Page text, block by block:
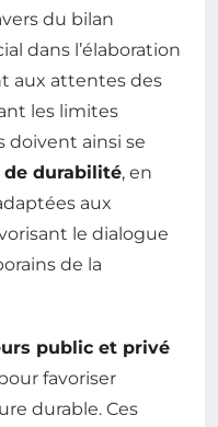
du bilan
dans l’élaboration
aux attentes des
les limites
doivent ainsi se
de durabilité, en
aux
le dialogue
de la
public et privé
favoriser
durable. Ces